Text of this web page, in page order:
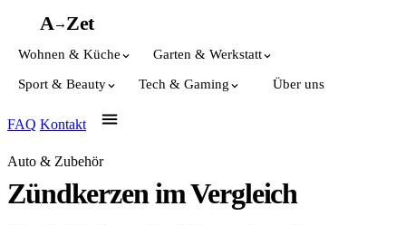
A→Zet
Wohnen & Küche Garten & Werkstatt
Sport & Beauty Tech & Gaming Über uns
FAQ Kontakt
Auto & Zubehör
Zündkerzen im Vergleich